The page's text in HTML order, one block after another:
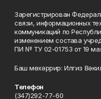
Зарегистрирован
связи, информационных
коммуникаций по
изменением состава
ПИ № ТУ 02-01753 от 19
Баш мөхәррир: Илгиз
Телефон
(347)292-77-60